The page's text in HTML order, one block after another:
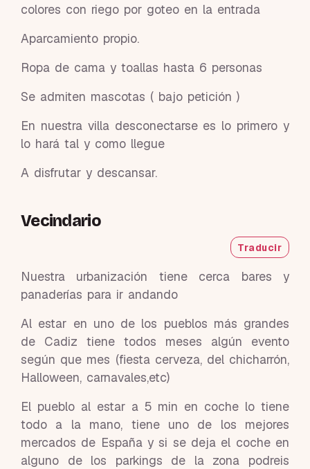
colores con riego por goteo en la entrada
Aparcamiento propio.
Ropa de cama y toallas hasta 6 personas
Se admiten mascotas ( bajo petición )
En nuestra villa desconectarse es lo primero y
lo hará tal y como llegue
A disfrutar y descansar.
Vecindario
Traducir
Nuestra urbanización tiene cerca bares y
panaderías para ir andando
Al estar en uno de los pueblos más grandes
de Cadiz tiene todos meses algún evento
según que mes (fiesta cerveza, del chicharrón,
Halloween, carnavales,etc)
El pueblo al estar a 5 min en coche lo tiene
todo a la mano, tiene uno de los mejores
mercados de España y si se deja el coche en
alguno de los parkings de la zona podreis